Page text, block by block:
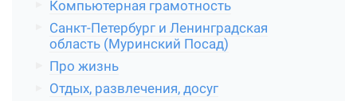
Компьютерная грамотность
Санкт-Петербург и Ленинградская
область (Муринский Посад)
Про жизнь
Отдых, развлечения, досуг